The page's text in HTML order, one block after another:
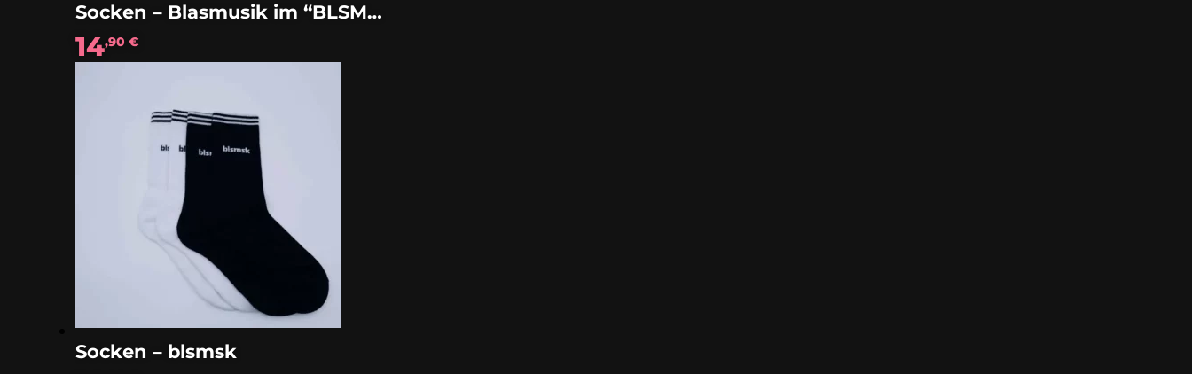
Socken – Blasmusik im “BLSMSK LOOK“
14,90€
Socken – blsmsk